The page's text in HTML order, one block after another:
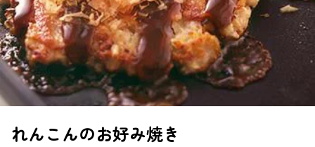
れんこんのお好み焼き